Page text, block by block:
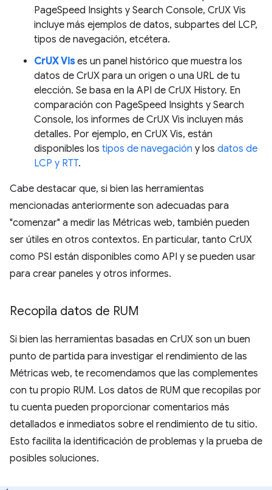
PageSpeed Insights y Search Console, CrUX Vis
incluye más ejemplos de datos, subpartes del LCP,
tipos de navegación, etcétera.
CrUX Vises un panel histórico que muestra los
datos de CrUX para un origen o una URL de tu
elección. Se basa en la API de CrUX History. En
comparación con PageSpeed Insights y Search
Console, los informes de CrUX Vis incluyen más
detalles. Por ejemplo, en CrUX Vis, están
disponibles los tipos de navegación y los datos de
LCP y RTT.
Cabe destacar que, si bien las herramientas
mencionadas anteriormente son adecuadas para
"comenzar" a medir las Métricas web, también pueden
ser útiles en otros contextos. En particular, tanto CrUX
como PSI están disponibles como API y se pueden usar
para crear paneles y otros informes.
Recopila datos de RUM
Si bien las herramientas basadas en CrUX son un buen
punto de partida para investigar el rendimiento de las
Métricas web, te recomendamos que las complementes
con tu propio RUM. Los datos de RUM que recopilas por
tu cuenta pueden proporcionar comentarios más
detallados e inmediatos sobre el rendimiento de tu sitio.
Esto facilita la identificación de problemas y la prueba de
posibles soluciones.